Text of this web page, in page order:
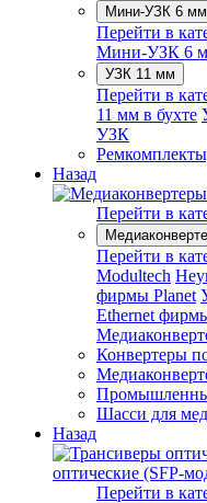
Мини-УЗК 6 мм
Перейти в
Мини-УЗК 6
УЗК 11 мм
Перейти в
11 мм в бухте
УЗК
Назад
Перейти в
Перейти в
Modultech
фирмы Planet
Ethernet
Конвертеры
Шасси для
Назад
оптические (SFP-
Перейти в